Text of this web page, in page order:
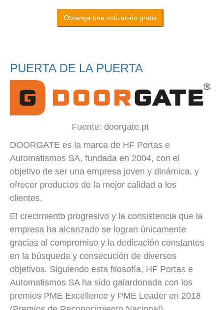
Obtenga una cotización gratis
PUERTA DE LA PUERTA
Fuente: doorgate.pt
DOORGATE es la marca de HF Portas e
Automatismos SA, fundada en 2004, con el
objetivo de ser una empresa joven y dinámica, y
ofrecer productos de la mejor calidad a los
clientes.
El crecimiento progresivo y la consistencia que la
empresa ha alcanzado se logran únicamente
gracias al compromiso y la dedicación constantes
en la búsqueda y consecución de diversos
objetivos. Siguiendo esta filosofía, HF Portas e
Automatismos SA ha sido galardonada con los
premios PME Excellence y PME Leader en 2018